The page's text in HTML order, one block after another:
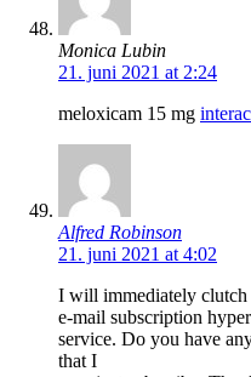
Monica Lubin
21. juni 2021 at 2:24
meloxicam 15 mg
Alfred Robinson
21. juni 2021 at 4:02
I will immediately
e-mail subscription
service. Do you have
that I